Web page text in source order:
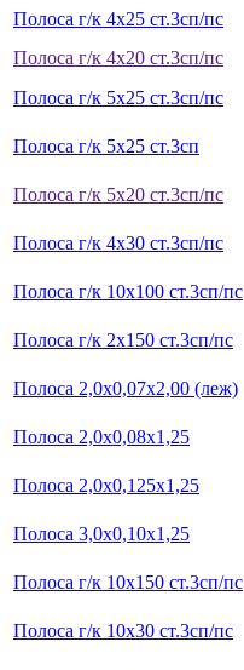
Полоса г/к 4х25 ст.3сп/пс
Полоса г/к 4х20 ст.3сп/пс
Полоса г/к 5х25 ст.3сп/пс
Полоса г/к 5х25 ст.3сп
Полоса г/к 5х20 ст.3сп/пс
Полоса г/к 4х30 ст.3сп/пс
Полоса г/к 10х100 ст.3сп/пс
Полоса г/к 2х150 ст.3сп/пс
Полоса 2,0х0,07х2,00 (леж)
Полоса 2,0х0,08х1,25
Полоса 2,0х0,125х1,25
Полоса 3,0х0,10х1,25
Полоса г/к 10х150 ст.3сп/пс
Полоса г/к 10х30 ст.3сп/пс